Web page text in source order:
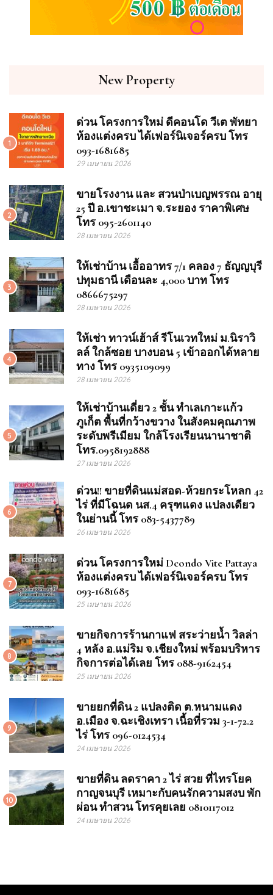
New Property
1
ด่วน โครงการใหม่ ดีคอนโด วีเต พัทยา
ห้องแต่งครบ ได้เฟอร์นิเจอร์ครบ โทร
093-1681685
29 เมษายน 2026
2
ขายโรงงาน และ สวนป่าเบญพรรณ อายุ
25 ปี อ.เขาชะเมา จ.ระยอง ราคาพิเศษ
โทร 095-2601140
28 เมษายน 2026
3
ให้เช่าบ้าน เอื้ออาทร 7/1 คลอง 7 ธัญญบุรี
ปทุมธานี เดือนละ 4,000 บาท โทร
0866675297
28 เมษายน 2026
4
ให้เช่า ทาวน์เฮ้าส์ รีโนเวทใหม่ ม.นิราวิ
ลล์ ใกล้ซอย บางบอน 5 เข้าออกได้หลาย
ทาง โทร 0935109099
28 เมษายน 2026
5
ให้เช่าบ้านเดี่ยว 2 ชั้น ทำเลเกาะแก้ว
ภูเก็ต พื้นที่กว้างขวาง ในสังคมคุณภาพ
ระดับพรีเมียม ใกล้โรงเรียนนานาชาติ
โทร.0958192888
27 เมษายน 2026
6
ด่วน!! ขายที่ดินแม่สอด-ห้วยกระโหลก 42
ไร่ ที่มีโฉนด นส.4 ครุฑแดง แปลงเดียว
ในย่านนี้ โทร 083-5437789
26 เมษายน 2026
7
ด่วน โครงการใหม่ Dcondo Vite Pattaya
ห้องแต่งครบ ได้เฟอร์นิเจอร์ครบ โทร
093-1681685
25 เมษายน 2026
8
ขายกิจการร้านกาแฟ สระว่ายน้ำ วิลล่า
4 หลัง อ.แม่ริม จ.เชียงใหม่ พร้อมบริหาร
กิจการต่อได้เลย โทร 088-9162454
25 เมษายน 2026
9
ขายยกที่ดิน 2 แปลงติด ต.หนามแดง
อ.เมือง จ.ฉะเชิงเทรา เนื้อที่รวม 3-1-72.2
ไร่ โทร 096-0124534
24 เมษายน 2026
10
ขายที่ดิน ลดราคา 2 ไร่ สวย ที่ไทรโยค
กาญจนบุรี เหมาะกับคนรักความสงบ พัก
ผ่อน ทำสวน โทรคุยเลย 0810117012
24 เมษายน 2026